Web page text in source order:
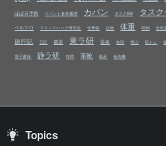
ほぼ日手帳 イベント参加履歴 カバン タスクBar タス
ベルクロ マインドハック研究会 仕事術 企画 体重 収納 合気
旅行記 日記 書斎 東ラ研 温泉 無印 登山 筋トレ
電子書籍 静ラ研 静岡 革靴 風邪 食洗機
Topics